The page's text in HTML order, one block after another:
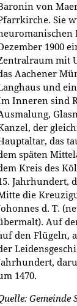
von
Sie
1900
mit
Aachener
und
Inneren sind
der
das
späten
Kreis des
Jahrhundert,
die
d. T.
Auf
den Flügeln,
1470.
Gemeinde